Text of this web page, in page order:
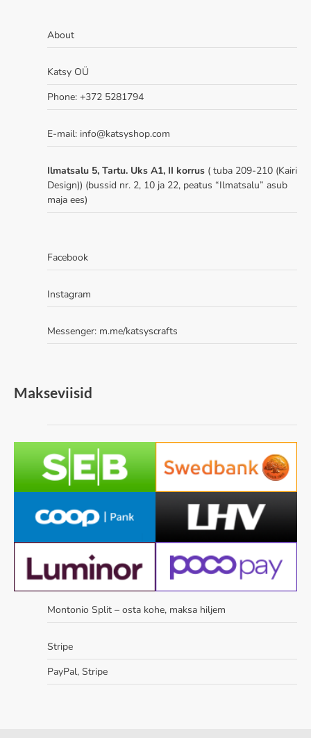
About
Katsy OÜ
Phone: +372 5281794
E-mail: info@katsyshop.com
Ilmatsalu 5, Tartu. Uks A1, II korrus ( tuba 209-210 (Kairi
Design)) (bussid nr. 2, 10 ja 22, peatus “Ilmatsalu” asub
maja ees)
Facebook
Instagram
Messenger: m.me/katsyscrafts
Makseviisid
Montonio Split – osta kohe, maksa hiljem
Stripe
PayPal, Stripe